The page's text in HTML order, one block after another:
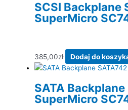
SCSI Backplane
SuperMicro
385,00zł Dodaj do
SATA
SuperMicro